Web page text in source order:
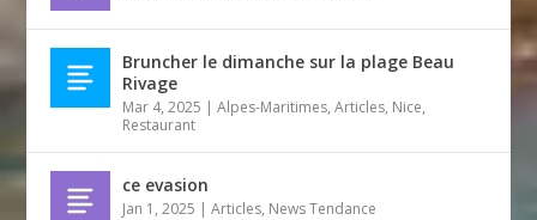
Bruncher le dimanche sur la plage Beau
Rivage
Mar 4, 2025 |Alpes-Maritimes,Articles, Nice,
Restaurant
ce evasion
Jan 1, 2025 |Articles, News Tendance